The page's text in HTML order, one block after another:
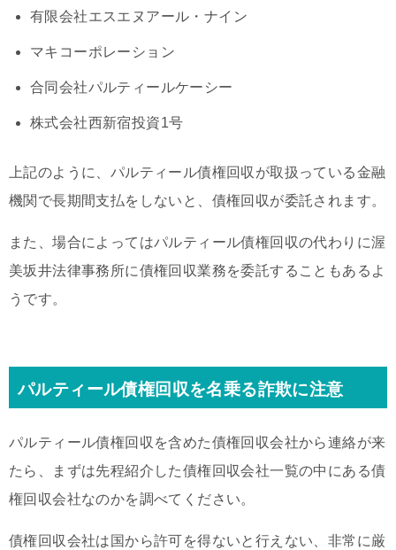
有限会社エスエヌアール・ナイン
マキコーポレーション
合同会社パルティールケーシー
株式会社西新宿投資1号
上記のように、パルティール債権回収が取扱っている金融
機関で長期間支払をしないと、債権回収が委託されます。
また、場合によってはパルティール債権回収の代わりに渥
美坂井法律事務所に債権回収業務を委託することもあるよ
うです。
パルティール債権回収を名乗る詐欺に注意
パルティール債権回収を含めた債権回収会社から連絡が来
たら、まずは先程紹介した債権回収会社一覧の中にある債
権回収会社なのかを調べてください。
債権回収会社は国から許可を得ないと行えない、非常に厳